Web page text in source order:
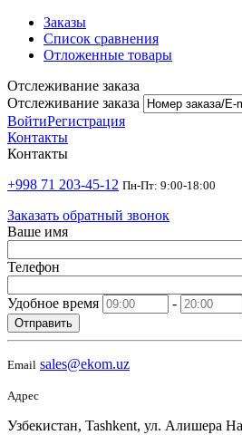
Заказы
Список сравнения
Отложенные товары
Отслеживание заказа
Отслеживание заказа
ВойтиРегистрация
Контакты
Контакты
+998 71 203-45-12 Пн-Пт: 9:00-18:00
Заказать обратный звонок
Ваше имя
Телефон
Удобное время -
Отправить
Email sales@ekom.uz
Адрес
Узбекистан, Tashkent, ул. Алишера